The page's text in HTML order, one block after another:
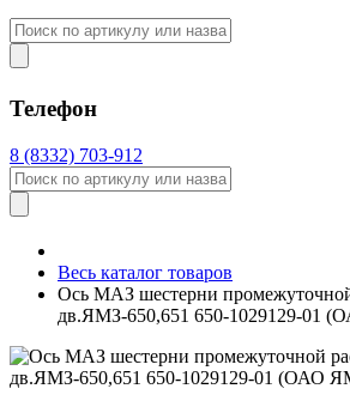
Телефон
8 (8332) 703-912
Весь каталог товаров
Ось МАЗ шестерни промежуточной
дв.ЯМЗ-650,651 650-1029129-01